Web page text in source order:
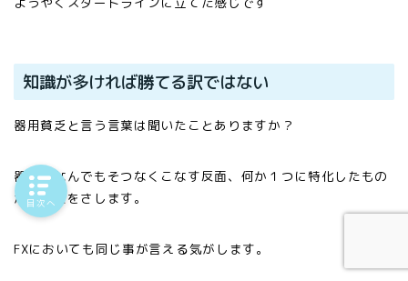
知識が多ければ勝てる訳ではない
器用貧乏と言う言葉は聞いたことありますか？
器用でなんでもそつなくこなす反面、何か１つに特化したもの
がない人をさします。
FXにおいても同じ事が言える気がします。
目次へ